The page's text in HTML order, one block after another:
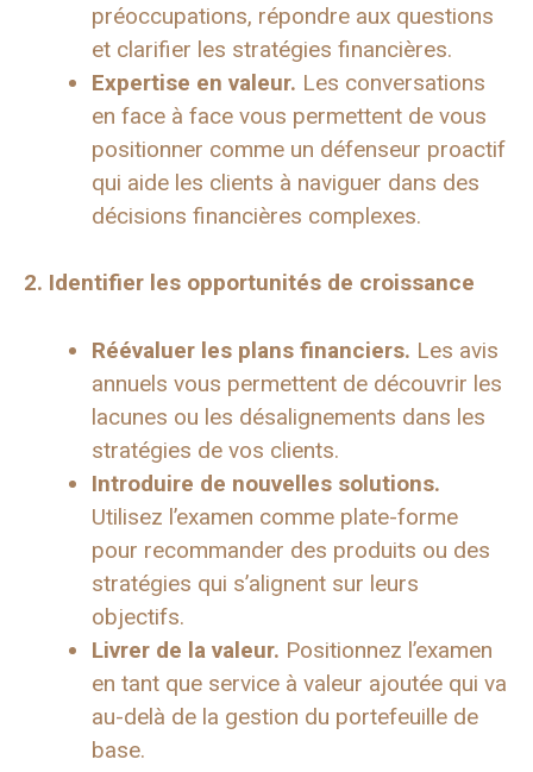
préoccupations, répondre aux questions
et clarifier les stratégies financières.
Expertise en valeur. Les conversations
en face à face vous permettent de vous
positionner comme un défenseur proactif
qui aide les clients à naviguer dans des
décisions financières complexes.
2. Identifier les opportunités de croissance
Réévaluer les plans financiers. Les avis
annuels vous permettent de découvrir les
lacunes ou les désalignements dans les
stratégies de vos clients.
Introduire de nouvelles solutions.
Utilisez l’examen comme plate-forme
pour recommander des produits ou des
stratégies qui s’alignent sur leurs
objectifs.
Livrer de la valeur. Positionnez l’examen
en tant que service à valeur ajoutée qui va
au-delà de la gestion du portefeuille de
base.